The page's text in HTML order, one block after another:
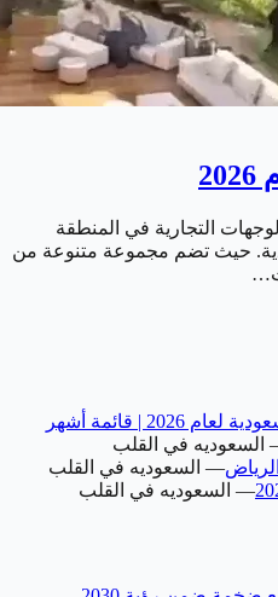
التجارية في المنطقة
حيث تضم مجموعة متنوعة من
أفضل أطباء العيون في السعودية لعام 2026 | قائمة أشهر
السعوديه في القلب
— السعوديه في القلب
— السعوديه في القلب